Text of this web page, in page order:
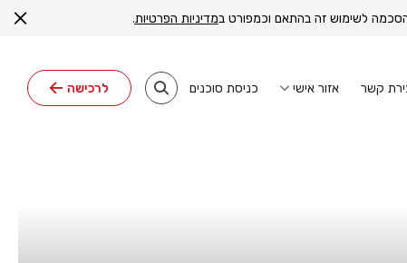
הסכמה לשימוש זה בהתאם וכמפורט במדיניות הפרטיות.
קשר אזור אישי כניסת סוכנים לרכישה